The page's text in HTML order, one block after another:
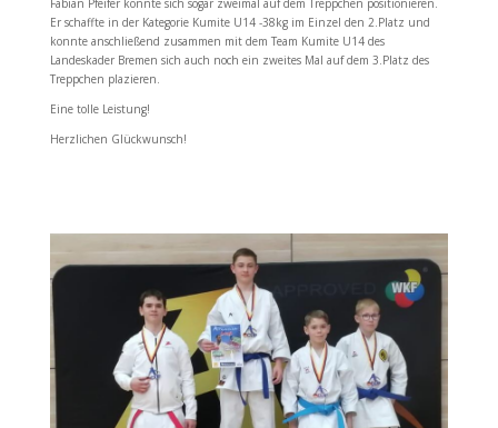
Fabian Pfeifer konnte sich sogar zweimal auf dem Treppchen positionieren.
Er schaffte in der Kategorie Kumite U14 -38kg im Einzel den 2.Platz und
konnte anschließend zusammen mit dem Team Kumite U14 des
Landeskader Bremen sich auch noch ein zweites Mal auf dem 3.Platz des
Treppchen plazieren.
Eine tolle Leistung!
Herzlichen Glückwunsch!